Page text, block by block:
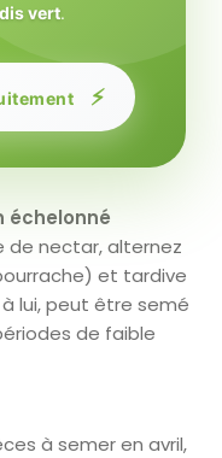
vert.
⚡
échelonné
de nectar, alternez
et tardive
lui, peut être semé
de faible
à semer en avril,